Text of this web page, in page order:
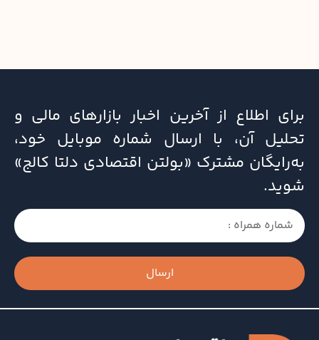
برای اطلاع از آخرین اخبار بازارهای مالی و
تحلیل آن، با ارسال شماره موبایل خود،
به‌رایگان مشترک «بولتن اقتصادی دلتا کالج»
شوید.
ارسال